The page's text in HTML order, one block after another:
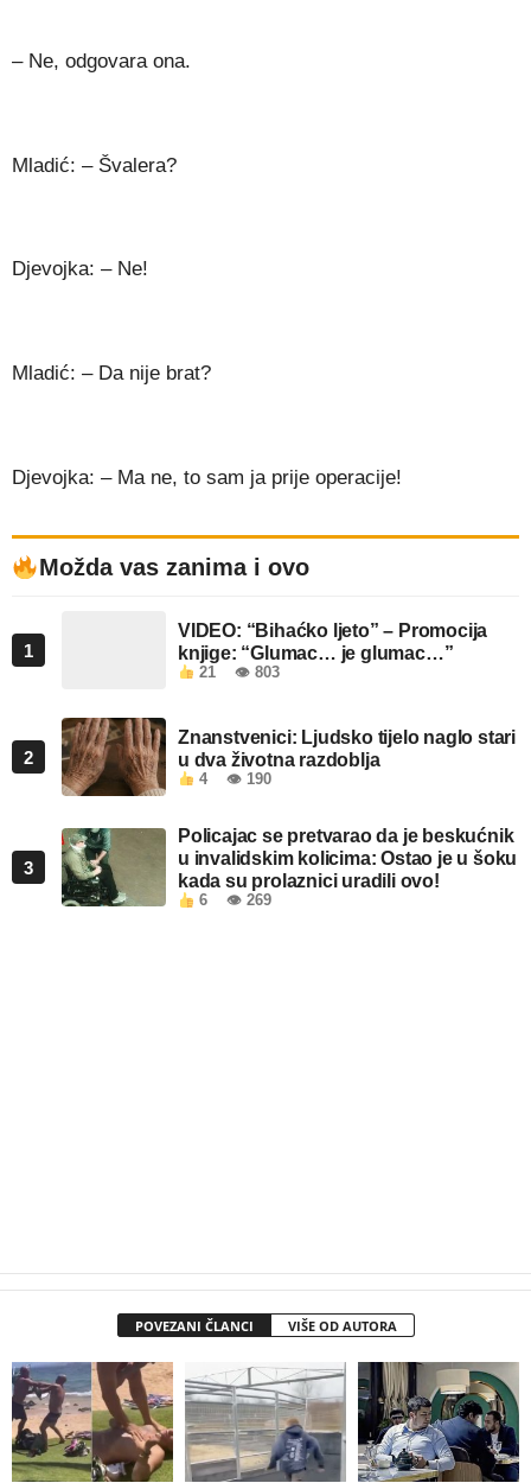
– Ne, odgovara ona.
Mladić: – Švalera?
Djevojka: – Ne!
Mladić: – Da nije brat?
Djevojka: – Ma ne, to sam ja prije operacije!
Možda vas zanima i ovo
1
VIDEO: “Bihaćko ljeto” – Promocija
knjige: “Glumac… je glumac…”
21 👁 803
2
Znanstvenici: Ljudsko tijelo naglo stari
u dva životna razdoblja
4 👁 190
3
Policajac se pretvarao da je beskućnik
u invalidskim kolicima: Ostao je u šoku
kada su prolaznici uradili ovo!
6 👁 269
POVEZANI ČLANCI VIŠE OD AUTORA